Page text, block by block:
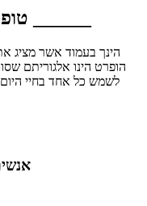
הינך בעמוד אשר מציג
הופרט הינו אלגוריתם
לשמש כל אחד בחיי היום